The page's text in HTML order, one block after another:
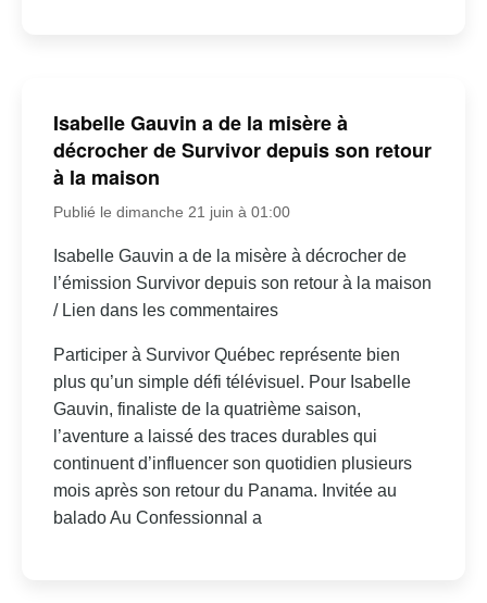
Isabelle Gauvin a de la misère à
décrocher de Survivor depuis son retour
à la maison
Publié le dimanche 21 juin à 01:00
Isabelle Gauvin a de la misère à décrocher de
l’émission Survivor depuis son retour à la maison
/ Lien dans les commentaires
Participer à Survivor Québec représente bien
plus qu’un simple défi télévisuel. Pour Isabelle
Gauvin, finaliste de la quatrième saison,
l’aventure a laissé des traces durables qui
continuent d’influencer son quotidien plusieurs
mois après son retour du Panama. Invitée au
balado Au Confessionnal a